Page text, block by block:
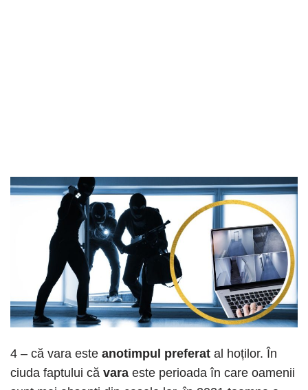
4 – că vara este anotimpul preferat al hoților. În
ciuda faptului că vara este perioada în care oamenii